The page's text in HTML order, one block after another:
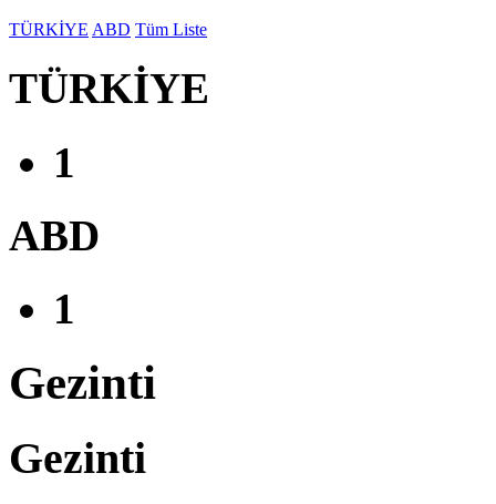
TÜRKİYE ABD Tüm Liste
TÜRKİYE
1
ABD
1
Gezinti
Gezinti